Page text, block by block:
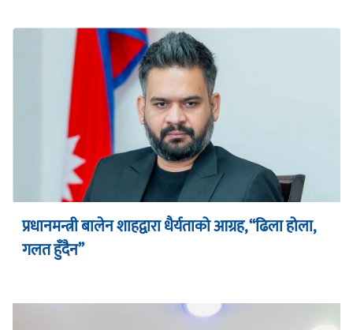
प्रधानमन्त्री बालेन शाहद्वारा धैर्यताको आग्रह, “ढिला होला,
गलत हुँदैन”